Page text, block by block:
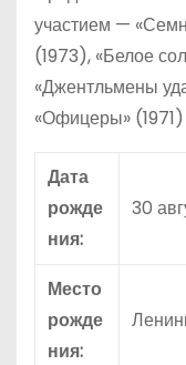
участием —
(1973), «Белое
«Джентльмены
«Офицеры» (1971)
Дата
рожде
ния:
30
Место
рожде
ния: